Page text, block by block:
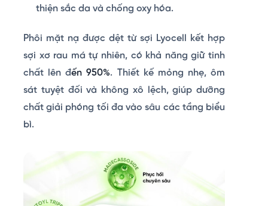
thiện sắc da và chống oxy hóa.
Phôi mặt nạ được dệt từ sợi Lyocell kết hợp
sợi xơ rau má tự nhiên, có khả năng giữ tinh
chất lên đến 950%. Thiết kế mỏng nhẹ, ôm
sát tuyệt đối và không xô lệch, giúp dưỡng
chất giải phóng tối đa vào sâu các tầng biểu
bì.